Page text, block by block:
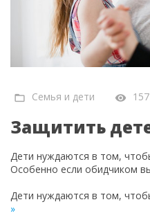
Семья и дети
Защитить
Дети нуждаются в том,
Особенно если обидчиком
Дети нуждаются в том,
»